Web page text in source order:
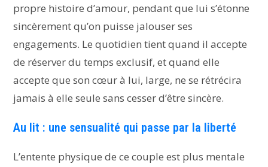
propre histoire d’amour, pendant que lui s’étonne
sincèrement qu’on puisse jalouser ses
engagements. Le quotidien tient quand il accepte
de réserver du temps exclusif, et quand elle
accepte que son cœur à lui, large, ne se rétrécira
jamais à elle seule sans cesser d’être sincère.
Au lit : une sensualité qui passe par la liberté
L’entente physique de ce couple est plus mentale